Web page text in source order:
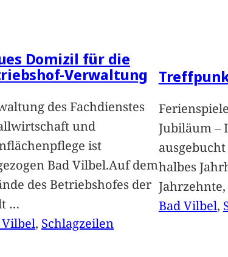
Domizil für die
Verwaltung
des Fachdienstes
und
ist
Bad Vilbel.Auf dem
des Betriebshofes der
…
Vilbel, Schlagzeilen
Jubiläum –
halbes
Jahrzehnte,
Bad Vilbel,